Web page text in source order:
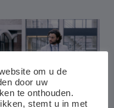
om u de
door uw
te onthouden.
stemt u in met